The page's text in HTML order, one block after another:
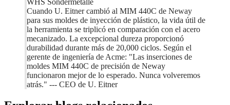
Cuando U. Eitner cambió al MIM 440C de Neway
para sus moldes de inyección de plástico, la vida útil de
la herramienta se triplicó en comparación con el acero
mecanizado. La excepcional dureza proporcionó
durabilidad durante más de 20,000 ciclos. Según el
gerente de ingeniería de Acme: "Las inserciones de
moldes MIM 440C de precisión de Neway
funcionaron mejor de lo esperado. Nunca volveremos
atrás." --- CEO de U. Eitner